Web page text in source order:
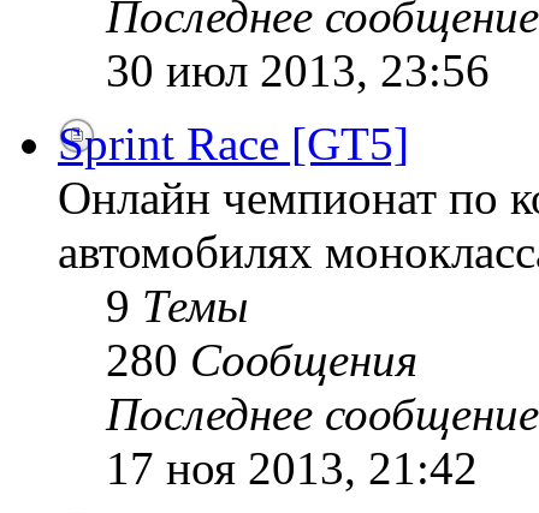
Последнее сообщение
30 июл 2013, 23:56
Sprint Race [GT5]
Онлайн чемпионат по
автомобилях
9 Темы
280 Сообщения
Последнее сообщение
17 ноя 2013, 21:42